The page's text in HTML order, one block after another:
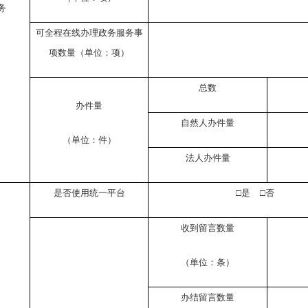
可全程在线办理政务服务事
项数量（单位：项）
办件量
（单位：件）
总数
自然人办件量
法人办件量
是否使用统一平台 □是 □否
收到留言数量
（单位：条）
办结留言数量